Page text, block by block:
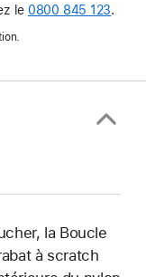
le 0800 845 123.
la Boucle
à scratch